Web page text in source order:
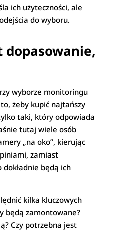
ich użyteczności, ale
do wyboru.
dopasowanie,
wyborze monitoringu
żeby kupić najtańszy
taki, który odpowiada
tutaj wiele osób
„na oko”, kierując
zamiast
będą ich
kilka kluczowych
będą zamontowane?
Czy potrzebna jest